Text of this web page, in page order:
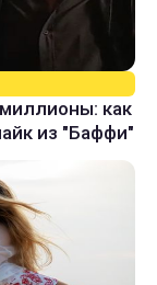
как
из "Баффи"